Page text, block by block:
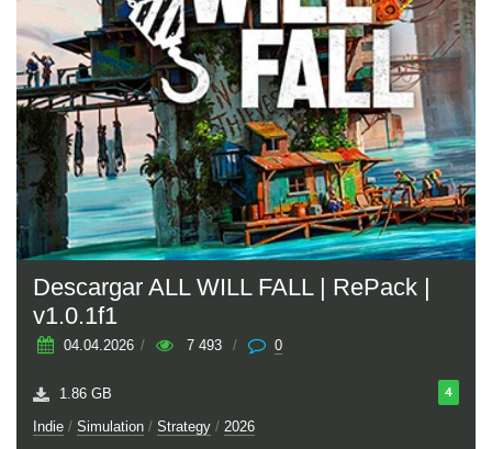
Descargar ALL WILL FALL | RePack |
v1.0.1f1
04.04.2026 / 7 493 / 0
4
1.86 GB
Indie / Simulation / Strategy / 2026